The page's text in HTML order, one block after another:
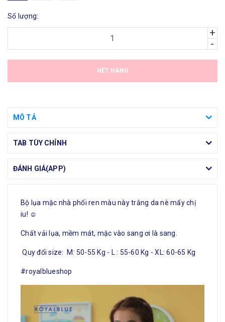
Số lượng:
+
-
HẾT HÀNG
MÔ TẢ
TAB TÙY CHỈNH
ĐÁNH GIÁ(APP)
Bộ lụa mặc nhà phối ren màu này trắng da nè mấy chị
iu! ☺️
Chất vải lụa, mềm mát, mặc vào sang ơi là sang.
Quy đổi size: M: 50-55 Kg - L : 55-60 Kg - XL: 60-65 Kg
#royalblueshop